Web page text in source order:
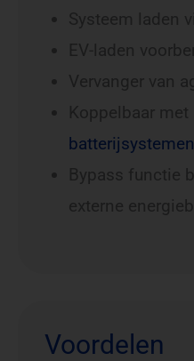
batterijsystemen
Voordelen